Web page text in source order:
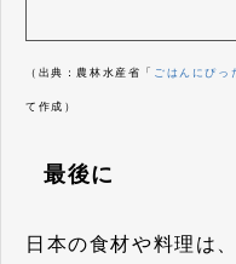
（出典：農林水産省「 ごはんにぴ
て作成）
最後に
日本の食材や料理は